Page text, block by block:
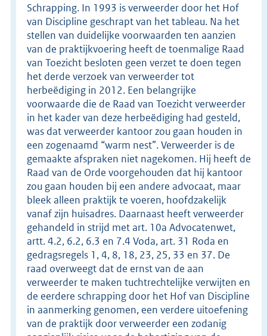
Schrapping. In 1993 is verweerder door het Hof
van Discipline geschrapt van het tableau. Na het
stellen van duidelijke voorwaarden ten aanzien
van de praktijkvoering heeft de toenmalige Raad
van Toezicht besloten geen verzet te doen tegen
het derde verzoek van verweerder tot
herbeëdiging in 2012. Een belangrijke
voorwaarde die de Raad van Toezicht verweerder
in het kader van deze herbeëdiging had gesteld,
was dat verweerder kantoor zou gaan houden in
een zogenaamd “warm nest”. Verweerder is de
gemaakte afspraken niet nagekomen. Hij heeft de
Raad van de Orde voorgehouden dat hij kantoor
zou gaan houden bij een andere advocaat, maar
bleek alleen praktijk te voeren, hoofdzakelijk
vanaf zijn huisadres. Daarnaast heeft verweerder
gehandeld in strijd met art. 10a Advocatenwet,
artt. 4.2, 6.2, 6.3 en 7.4 Voda, art. 31 Roda en
gedragsregels 1, 4, 8, 18, 23, 25, 33 en 37. De
raad overweegt dat de ernst van de aan
verweerder te maken tuchtrechtelijke verwijten en
de eerdere schrapping door het Hof van Discipline
in aanmerking genomen, een verdere uitoefening
van de praktijk door verweerder een zodanig